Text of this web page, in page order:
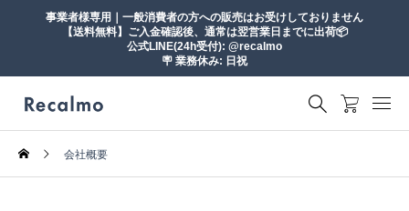
事業者様専用｜一般消費者の方への販売はお受けしておりません
【送料無料】ご入金確認後、通常は翌営業日までに出荷📦
公式LINE(24h受付): @recalmo
🪧 業務休み: 日祝
会社概要